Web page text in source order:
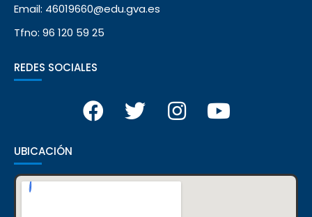
Email: 46019660@edu.gva.es
Tfno: 96 120 59 25
REDES SOCIALES
UBICACIÓN